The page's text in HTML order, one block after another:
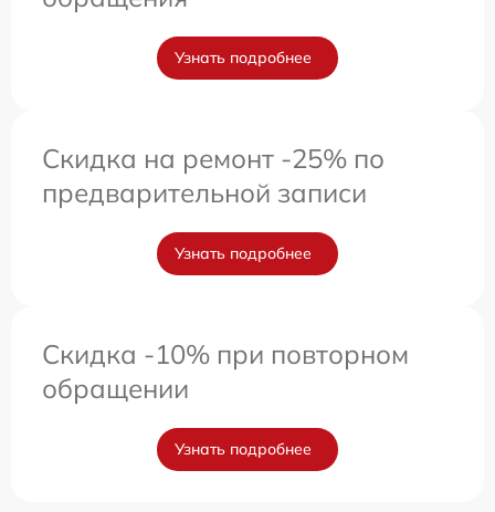
Узнать подробнее
Скидка на ремонт -25% по
предварительной записи
Узнать подробнее
Скидка -10% при повторном
обращении
Узнать подробнее